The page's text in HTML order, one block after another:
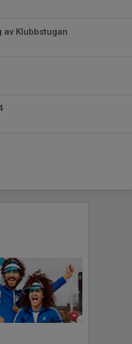
Klubbstugan